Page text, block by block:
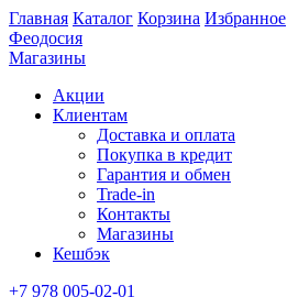
Главная Каталог Корзина Избранное
Феодосия
Магазины
Акции
Клиентам
Доставка и оплата
Покупка в кредит
Гарантия и обмен
Trade-in
Контакты
Магазины
Кешбэк
+7 978 005-02-01